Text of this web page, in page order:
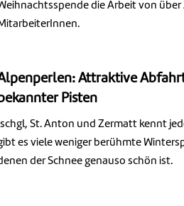
die Arbeit von über
Attraktive
Pisten
St. Anton und Zermatt kennt
es viele weniger berühmte
der Schnee genauso schön ist.